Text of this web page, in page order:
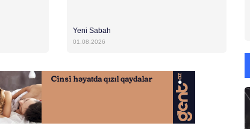
Yeni Sabah
01.08.2026